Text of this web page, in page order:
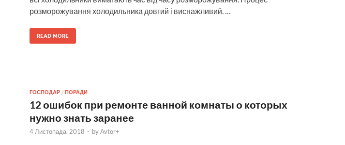
розморожування холодильника довгий і виснажливий. …
READ MORE
ГОСПОДАР/ ПОРАДИ
12 ошибок при ремонте ванной комнаты о которых
нужно знать заранее
4 Листопада, 2018 - byAvtor+